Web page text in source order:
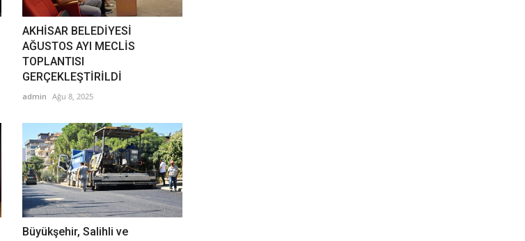
AKHİSAR BELEDİYESİ
AĞUSTOS AYI MECLİS
TOPLANTISI
GERÇEKLEŞTİRİLDİ
admin Ağu 8, 2025
Büyükşehir, Salihli ve